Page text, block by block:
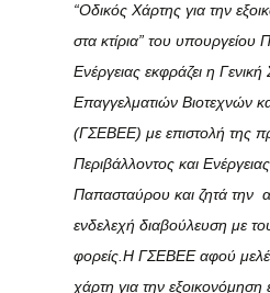
“Οδικός Χάρτης για την
στα κτίρια” του υπουργείου
Ενέργειας εκφράζει η
Επαγγελματιών Βιοτεχνών
(ΓΣΕΒΕΕ) με επιστολή της
Περιβάλλοντος και
Παπασταύρου και ζητά την
ενδελεχή διαβούλευση με
φορείς.Η ΓΣΕΒΕΕ αφού
χάρτη για την εξοικονόμηση